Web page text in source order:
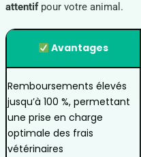
attentifpour votre animal.
Avantages
Remboursements élevés
jusqu’à 100 %, permettant
une prise en charge
optimale des frais
vétérinaires